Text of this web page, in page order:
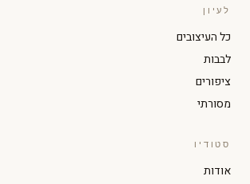
לעיון
כל העיצובים
לבבות
ציפורים
מסורתי
סטודיו
אודות